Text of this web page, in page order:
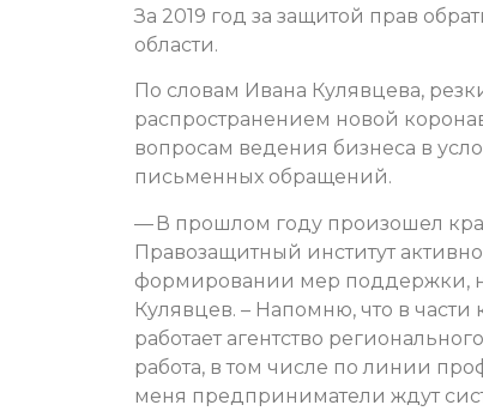
За 2019 год за защитой прав
области.
По словам Ивана Кулявцева,
распространением новой
вопросам ведения бизнеса в
письменных обращений.
— В прошлом году произошел
Правозащитный институт
формировании мер поддержки,
Кулявцев. – Напомню, что в части
работает агентство
работа, в том числе по линии
меня предприниматели ждут